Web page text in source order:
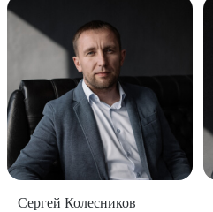
Сергей Колесников